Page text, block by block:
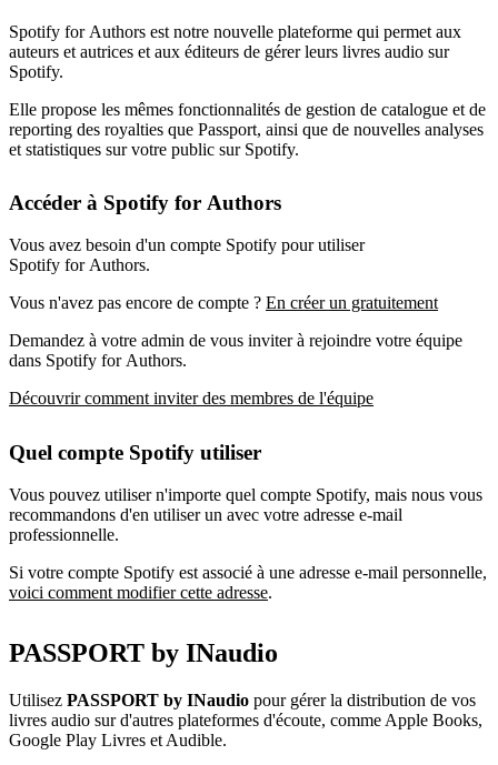
Spotify for Authors est notre nouvelle plateforme qui permet aux
auteurs et autrices et aux éditeurs de gérer leurs livres audio sur
Spotify.
Elle propose les mêmes fonctionnalités de gestion de catalogue et de
reporting des royalties que Passport, ainsi que de nouvelles analyses
et statistiques sur votre public sur Spotify.
Accéder à Spotify for Authors
Vous avez besoin d'un compte Spotify pour utiliser
Spotify for Authors.
Vous n'avez pas encore de compte ? En créer un gratuitement
Demandez à votre admin de vous inviter à rejoindre votre équipe
dans Spotify for Authors.
Découvrir comment inviter des membres de l'équipe
Quel compte Spotify utiliser
Vous pouvez utiliser n'importe quel compte Spotify, mais nous vous
recommandons d'en utiliser un avec votre adresse e-mail
professionnelle.
Si votre compte Spotify est associé à une adresse e-mail personnelle,
voici comment modifier cette adresse.
PASSPORT by INaudio
Utilisez PASSPORT by INaudio pour gérer la distribution de vos
livres audio sur d'autres plateformes d'écoute, comme Apple Books,
Google Play Livres et Audible.